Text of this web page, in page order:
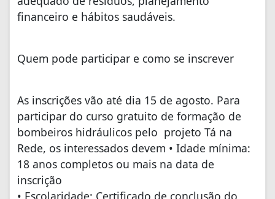
financeiro e hábitos saudáveis.
Quem pode participar e como se inscrever
As inscrições vão até dia 15 de agosto. Para
participar do curso gratuito de formação de
bombeiros hidráulicos pelo projeto Tá na
Rede, os interessados devem • Idade mínima:
18 anos completos ou mais na data de
inscrição
• Escolaridade: Certificado de conclusão do